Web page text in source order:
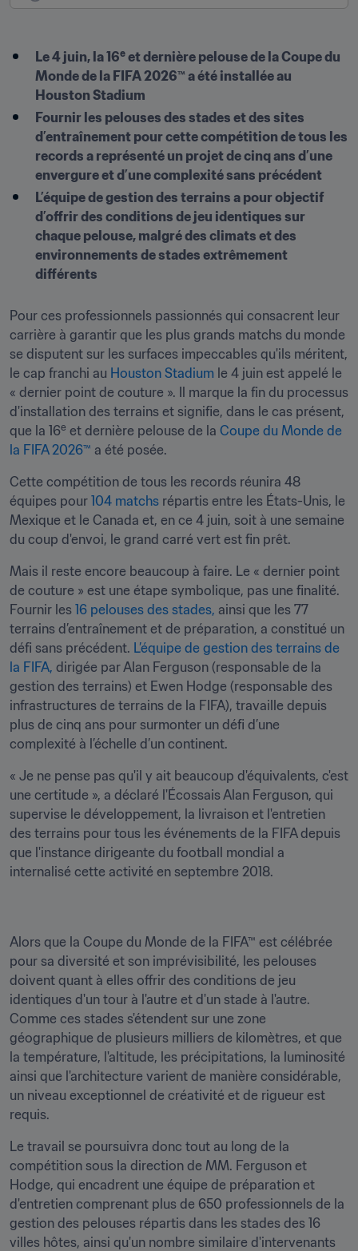
Le 4 juin, la 16e et dernière pelouse de la Coupe du
Monde de la FIFA 2026™ a été installée au
Houston Stadium
Fournir les pelouses des stades et des sites
d’entraînement pour cette compétition de tous les
records a représenté un projet de cinq ans d’une
envergure et d’une complexité sans précédent
L’équipe de gestion des terrains a pour objectif
d’offrir des conditions de jeu identiques sur
chaque pelouse, malgré des climats et des
environnements de stades extrêmement
différents
Pour ces professionnels passionnés qui consacrent leur
carrière à garantir que les plus grands matchs du monde
se disputent sur les surfaces impeccables qu'ils méritent,
le cap franchi au Houston Stadium le 4 juin est appelé le
« dernier point de couture ». Il marque la fin du processus
d'installation des terrains et signifie, dans le cas présent,
que la 16e et dernière pelouse de la Coupe du Monde de
la FIFA 2026™ a été posée.
Cette compétition de tous les records réunira 48
équipes pour 104 matchs répartis entre les États-Unis, le
Mexique et le Canada et, en ce 4 juin, soit à une semaine
du coup d'envoi, le grand carré vert est fin prêt.
Mais il reste encore beaucoup à faire. Le « dernier point
de couture » est une étape symbolique, pas une finalité.
Fournir les 16 pelouses des stades, ainsi que les 77
terrains d’entraînement et de préparation, a constitué un
défi sans précédent. L’équipe de gestion des terrains de
la FIFA, dirigée par Alan Ferguson (responsable de la
gestion des terrains) et Ewen Hodge (responsable des
infrastructures de terrains de la FIFA), travaille depuis
plus de cinq ans pour surmonter un défi d’une
complexité à l’échelle d’un continent.
« Je ne pense pas qu'il y ait beaucoup d'équivalents, c'est
une certitude », a déclaré l'Écossais Alan Ferguson, qui
supervise le développement, la livraison et l'entretien
des terrains pour tous les événements de la FIFA depuis
que l'instance dirigeante du football mondial a
internalisé cette activité en septembre 2018.
Alors que la Coupe du Monde de la FIFA™ est célébrée
pour sa diversité et son imprévisibilité, les pelouses
doivent quant à elles offrir des conditions de jeu
identiques d'un tour à l'autre et d'un stade à l'autre.
Comme ces stades s'étendent sur une zone
géographique de plusieurs milliers de kilomètres, et que
la température, l'altitude, les précipitations, la luminosité
ainsi que l'architecture varient de manière considérable,
un niveau exceptionnel de créativité et de rigueur est
requis.
Le travail se poursuivra donc tout au long de la
compétition sous la direction de MM. Ferguson et
Hodge, qui encadrent une équipe de préparation et
d'entretien comprenant plus de 650 professionnels de la
gestion des pelouses répartis dans les stades des 16
villes hôtes, ainsi qu'un nombre similaire d'intervenants